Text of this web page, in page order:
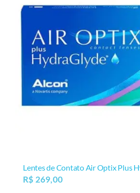
Lentes de Contato Air Optix Plus
R$269,00